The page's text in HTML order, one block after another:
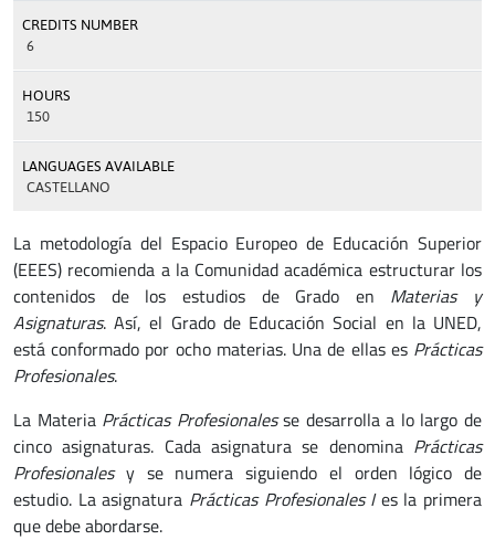
CREDITS NUMBER
6
HOURS
150
LANGUAGES AVAILABLE
CASTELLANO
La metodología del Espacio Europeo de Educación Superior
(EEES) recomienda a la Comunidad académica estructurar los
contenidos de los estudios de Grado en Materias y
Asignaturas. Así, el Grado de Educación Social en la UNED,
está conformado por ocho materias. Una de ellas es Prácticas
Profesionales.
La Materia Prácticas Profesionalesse desarrolla a lo largo de
cinco asignaturas. Cada asignatura se denomina Prácticas
Profesionales y se numera siguiendo el orden lógico de
estudio. La asignatura Prácticas Profesionales Ies la primera
que debe abordarse.